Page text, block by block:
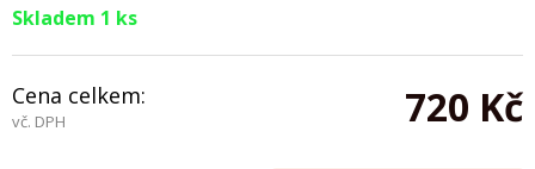
Skladem 1 ks
Cena celkem:
vč. DPH 720 Kč